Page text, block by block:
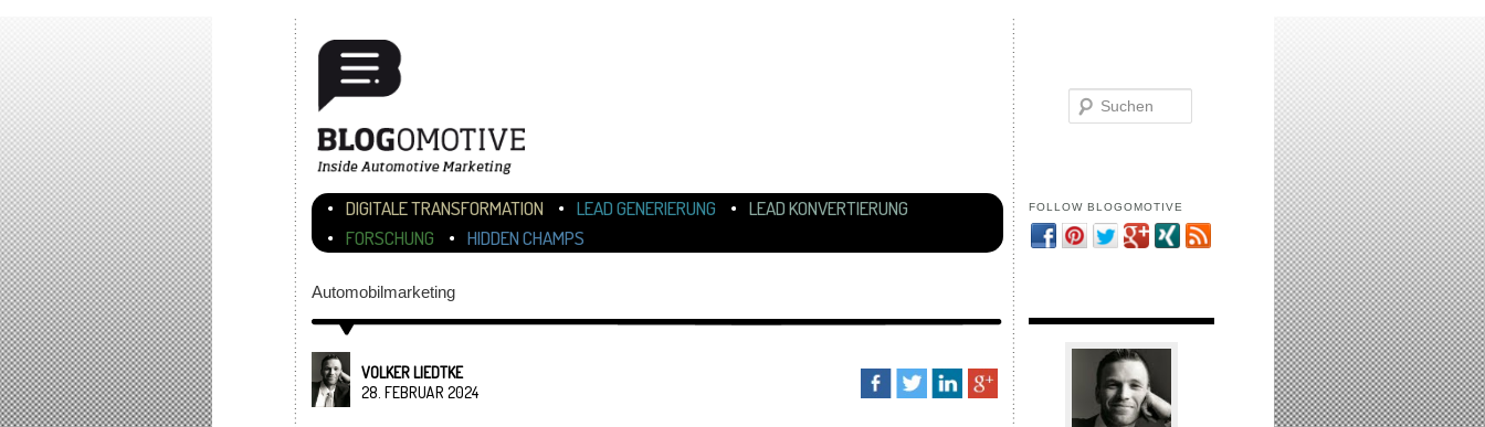
Hauptmenü
ZUM INHALT WECHSELN
ZUM SEKUNDÄREN INHALT WECHSELN
DIGITALE TRANSFORMATION LEAD GENERIERUNG
LEAD KONVERTIERUNG
FORSCHUNG
HIDDEN CHAMPS
FOLLOW BLOGOMOTIVE
Automobilmarketing
VOLKER LIEDTKE
28. FEBRUAR 2024